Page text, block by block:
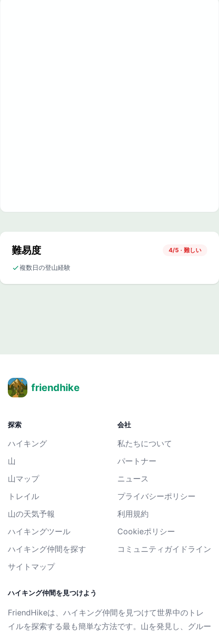
難易度 4/5 · 難しい
複数日の登山経験
friendhike
探索
ハイキング
山
山マップ
トレイル
山の天気予報
ハイキングツール
ハイキング仲間を探す
サイトマップ
会社
私たちについて
パートナー
ニュース
プライバシーポリシー
利用規約
Cookieポリシー
コミュニティガイドライン
ハイキング仲間を見つけよう
FriendHikeは、ハイキング仲間を見つけて世界中のトレ
イルを探索する最も簡単な方法です。山を発見し、グルー